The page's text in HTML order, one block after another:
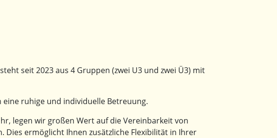
seit 2023 aus 4 Gruppen (zwei U3 und zwei Ü3) mit
ruhige und individuelle Betreuung.
legen wir großen Wert auf die Vereinbarkeit von
Dies ermöglicht Ihnen zusätzliche Flexibilität in Ihrer